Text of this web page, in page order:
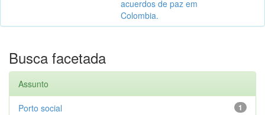
acuerdos de paz em
Colombia.
Busca facetada
Assunto
1
Porto social